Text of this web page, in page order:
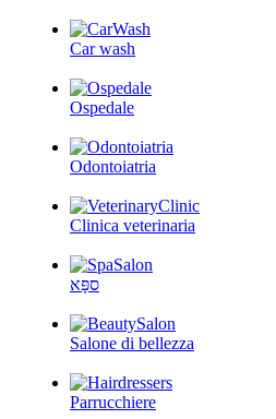
Car wash
Ospedale
Odontoiatria
Clinica veterinaria
ספָּא
Salone di bellezza
Parrucchiere